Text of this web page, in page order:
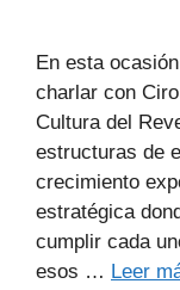
En esta
charlar con
Cultura del
estructuras de
crecimiento
estratégica
cumplir cada
esos … Leer